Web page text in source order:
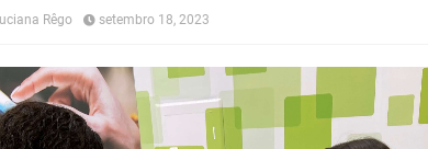
Rêgo setembro 18, 2023